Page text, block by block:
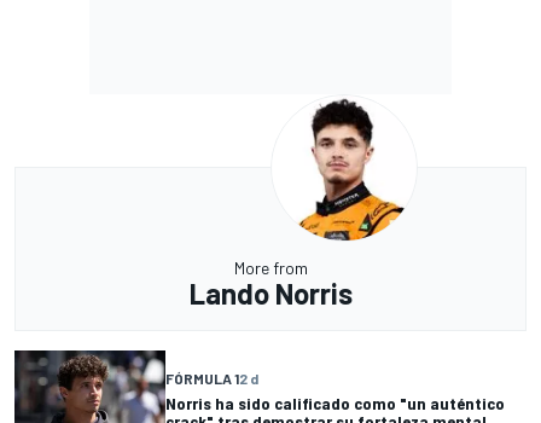
More from
Lando Norris
FÓRMULA 12 d
Norris ha sido calificado como "un auténtico